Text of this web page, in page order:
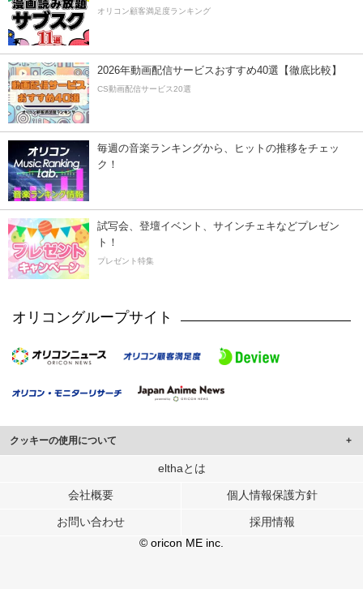
オリコン顧客満足度ランキング
2026年動画配信サービスおすすめ40選【徹底比較】
CS動画配信サービス20選
毎週の音楽ランキングから、ヒットの推移をチェッ
ク！
試写会、登壇イベント、サインチェキなどプレゼン
ト！
プレゼント特集
オリコングループサイト
クッキーの使用について
このサイトでは Cookie を使用して、ユーザーに合わせたコンテンツや広告の
行っています。
メディアや広告配信、データ解析の各パートナーに提供しています。
各パートナーは、この情報とユーザーが各パートナーに提供した他の情報や、
ユーザーが各パートナーのサービスを使用したときに収集した他の情報を組み
elthaとは
会社概要 個人情報保護方針
お問い合わせ
採用情報
© oricon ME inc.